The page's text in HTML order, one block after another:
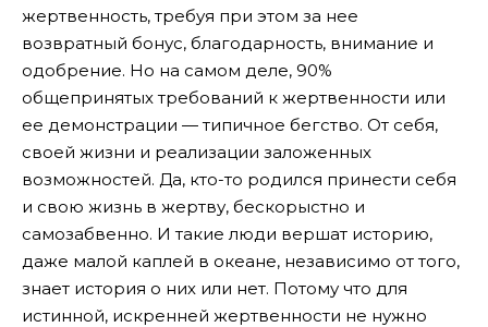
жертвенность, требуя при этом за нее
возвратный бонус, благодарность, внимание и
одобрение. Но на самом деле, 90%
общепринятых требований к жертвенности или
ее демонстрации — типичное бегство. От себя,
своей жизни и реализации заложенных
возможностей. Да, кто-то родился принести себя
и свою жизнь в жертву, бескорыстно и
самозабвенно. И такие люди вершат историю,
даже малой каплей в океане, независимо от того,
знает история о них или нет. Потому что для
истинной, искренней жертвенности не нужно